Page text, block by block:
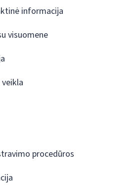
informacija
visuomene
procedūros